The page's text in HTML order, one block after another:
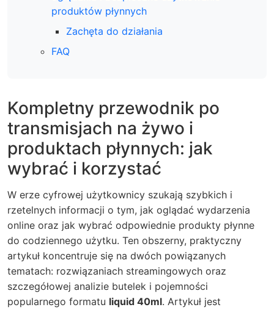
produktów płynnych
Zachęta do działania
FAQ
Kompletny przewodnik po
transmisjach na żywo i
produktach płynnych: jak
wybrać i korzystać
W erze cyfrowej użytkownicy szukają szybkich i
rzetelnych informacji o tym, jak oglądać wydarzenia
online oraz jak wybrać odpowiednie produkty płynne
do codziennego użytku. Ten obszerny, praktyczny
artykuł koncentruje się na dwóch powiązanych
tematach: rozwiązaniach streamingowych oraz
szczegółowej analizie butelek i pojemności
popularnego formatu liquid 40ml. Artykuł jest